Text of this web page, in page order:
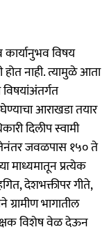
कार्यानुभव विषय
नाही. त्यामुळे आता
विषयांअंतर्गत
घेण्याचा आराखडा तयार
दिलीप स्वामी
जवळपास १५० ते
माध्यमातून प्रत्येक
देशभक्तीपर गीते,
ग्रामीण भागातील
विशेष वेळ देऊन